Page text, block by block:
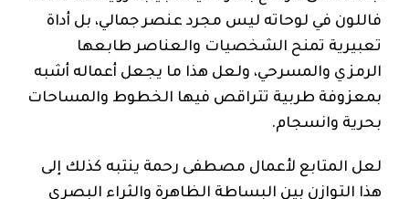
فاللون في لوحاته ليس مجرد عنصر جمالي، بل أداة
تعبيرية تمنح الشخصيات والعناصر طابعها
الرمزي والمسرحي، ولعل هذا ما يجعل أعماله أشبه
بمعزوفة طربية تتراقص فيها الخطوط والمساحات
بحرية وانسجام.
لعل المتابع لأعمال مصطفى رحمة ينتبه كذلك إلى
هذا التوازن بين البساطة الظاهرة والثراء البصري